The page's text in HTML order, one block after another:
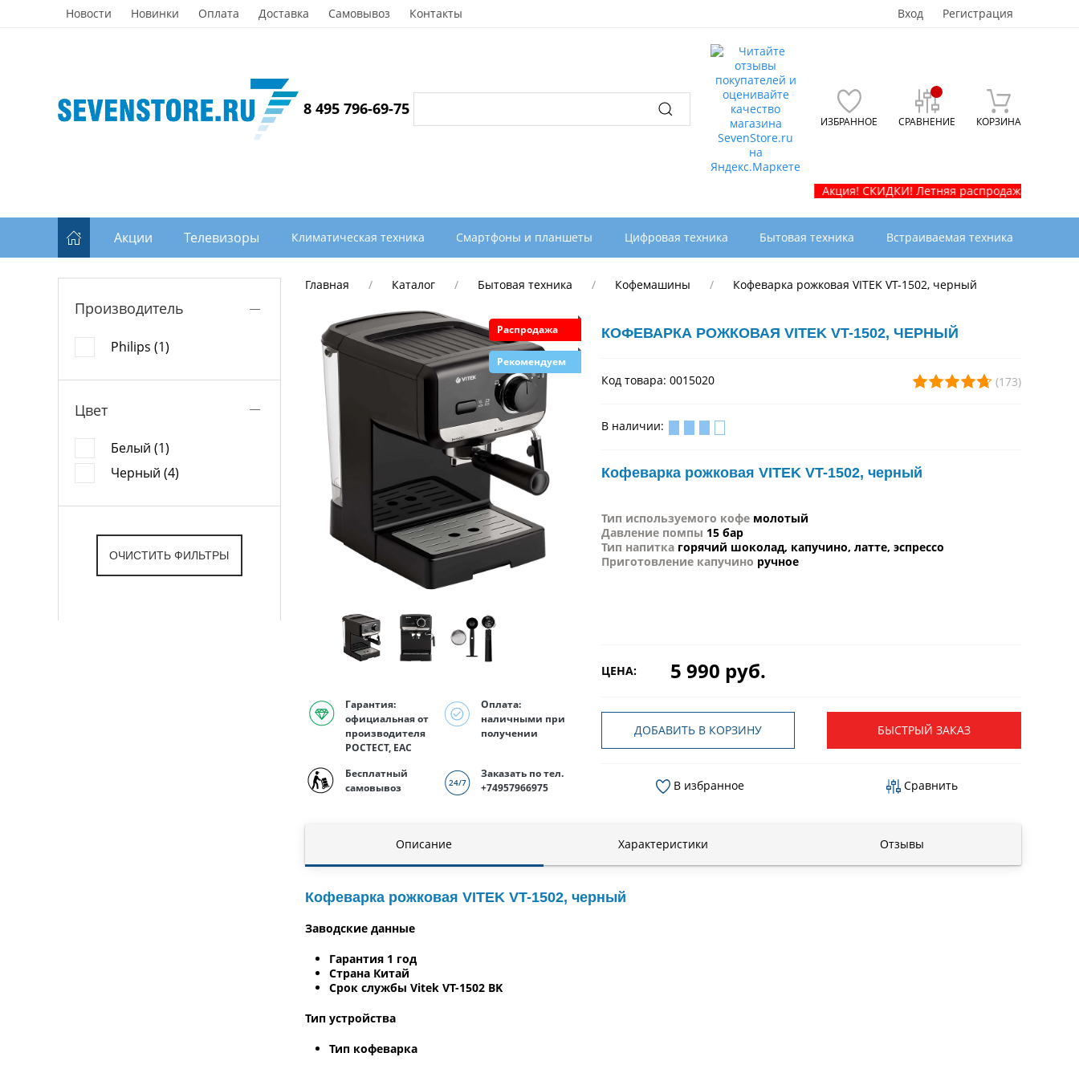
Новости Новинки Оплата Доставка Самовывоз Контакты Вход Регистрация
8 495 796-69-75
ИЗБРАННОЕ СРАВНЕНИЕ КОРЗИНА
Акция! СКИДКИ! Летняя распродажа телевизоров и
Акции Телевизоры Климатическая техника Смартфоны и планшеты Цифровая техника Бытовая техника Встраиваемая техника
Производитель
Philips (1)
Цвет
Белый (1)
Черный (4)
Главная Каталог Бытовая техника Кофемашины Кофеварка рожковая VITEK VT-1502, черный
Распродажа
Рекомендуем
Гарантия:
официальная от
производителя
РОСТЕСТ, EAC
Оплата:
наличными при
получении
Бесплатный
самовывоз
Заказать по тел.
+74957966975
КОФЕВАРКА РОЖКОВАЯ VITEK VT-1502, ЧЕРНЫЙ
Код товара: 0015020 (173)
В наличии:
Кофеварка рожковая VITEK VT-1502, черный
Тип используемого кофе молотый
Давление помпы 15 бар
Тип напитка горячий шоколад, капучино, латте, эспрессо
Приготовление капучино ручное
ЦЕНА: 5 990 руб.
ДОБАВИТЬ В КОРЗИНУ БЫСТРЫЙ ЗАКАЗ
В избранное Сравнить
Описание Характеристики Отзывы
Кофеварка рожковая VITEK VT-1502, черный
Заводские данные
Гарантия 1 год
Страна Китай
Срок службы Vitek VT-1502 BK
Тип устройства
Тип кофеварка